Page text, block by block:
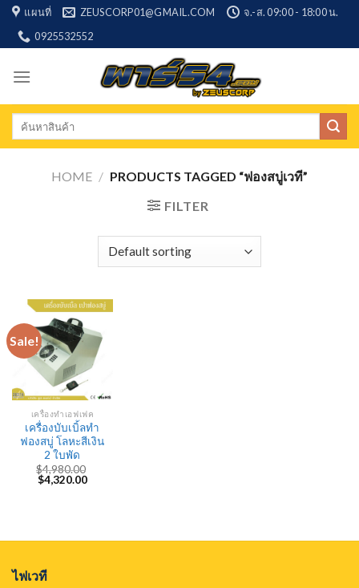
Skip
content
แผนที่ ZEUSCORP01@GMAIL.COM
จ.-ส. 09:00 - 18:00 น.
0925532552
Search
HOME / PRODUCTS TAGGED “ฟองสบู่เวที”
FILTER
Sale!
เครื่องทำเอฟเฟค
เครื่องบับเบิ้ลทำ
ฟองสบู่ โลหะสีเงิน
2 ใบพัด
$4,980.00
Original
price
$4,320.00Current
ไฟเวที